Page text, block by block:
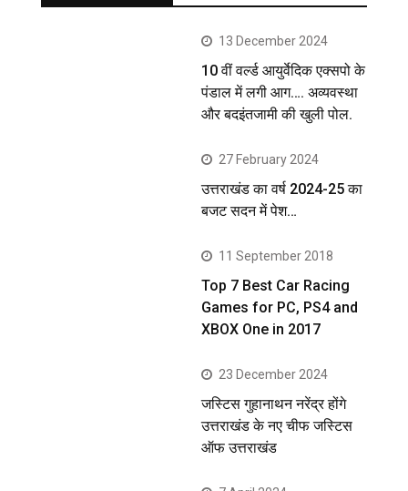
13 December 2024
10 वीं वर्ल्ड आयुर्वेदिक एक्सपो के
पंडाल में लगी आग…. अव्यवस्था
और बदइंतजामी की खुली पोल.
27 February 2024
उत्तराखंड का वर्ष 2024-25 का
बजट सदन में पेश…
11 September 2018
Top 7 Best Car Racing
Games for PC, PS4 and
XBOX One in 2017
23 December 2024
जस्टिस गुहानाथन नरेंद्र होंगे
उत्तराखंड के नए चीफ जस्टिस
ऑफ उत्तराखंड